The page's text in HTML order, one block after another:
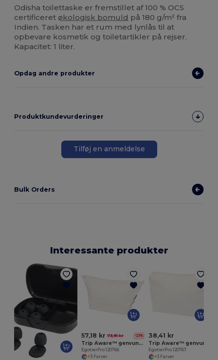
Odisha toilettaske er fremstillet af 100 % OCS
certificeret økologisk bomuld på 180 g/m² fra
Indien. Tasken har et rum med lynlås til at
opbevare kosmetik og toiletartikler på rejser.
Kapacitet: 1 liter.
Opdag andre produkter
Produktkundevurderinger
Tilføj en anmeldelse
Bulk Orders
Interessante produkter
57,18 kr 73,91 kr -23%
Trip Aware™ genvundet rejsetoilettaske 6 L
EgotierPro 120766
+3 Farver
38,41 kr
EgotierPro 120767
+3 Farver